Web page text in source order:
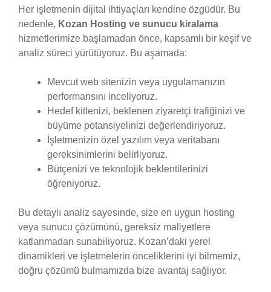
Her işletmenin dijital ihtiyaçları kendine özgüdür. Bu
nedenle, Kozan Hosting ve sunucu kiralama
hizmetlerimize başlamadan önce, kapsamlı bir keşif ve
analiz süreci yürütüyoruz. Bu aşamada:
Mevcut web sitenizin veya uygulamanızın
performansını inceliyoruz.
Hedef kitlenizi, beklenen ziyaretçi trafiğinizi ve
büyüme potansiyelinizi değerlendiriyoruz.
İşletmenizin özel yazılım veya veritabanı
gereksinimlerini belirliyoruz.
Bütçenizi ve teknolojik beklentilerinizi
öğreniyoruz.
Bu detaylı analiz sayesinde, size en uygun hosting
veya sunucu çözümünü, gereksiz maliyetlere
katlanmadan sunabiliyoruz. Kozan’daki yerel
dinamikleri ve işletmelerin önceliklerini iyi bilmemiz,
doğru çözümü bulmamızda bize avantaj sağlıyor.